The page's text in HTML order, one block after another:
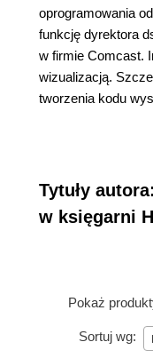
oprogramowania
funkcję dyrektora
w firmie Comcast.
wizualizacją.
tworzenia kodu
Tytuły
w księgarni
Pokaż
Sortuj wg: